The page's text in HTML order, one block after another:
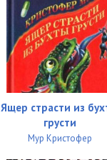
Ящер страсти из
грусти
Мур Кристофер